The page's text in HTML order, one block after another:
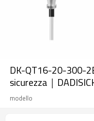
DK-QT16-20-300-
sicurezza｜
modello